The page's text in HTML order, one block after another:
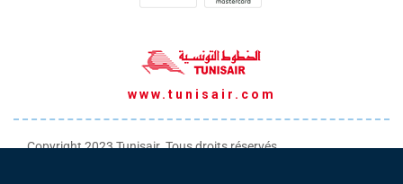
www.tunisair.com
Copyright 2023 Tunisair. Tous droits réservés